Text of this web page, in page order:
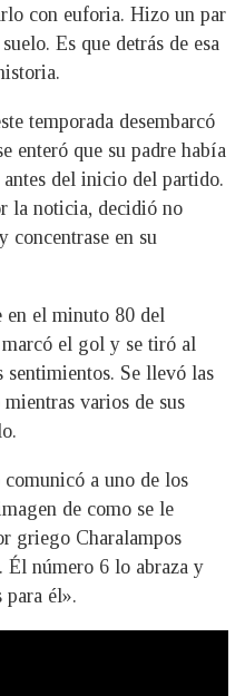
con euforia. Hizo un par
Es que detrás de esa
temporada desembarcó
enteró que su padre había
del inicio del partido.
la noticia, decidió no
concentrase en su
en el minuto 80 del
marcó el gol y se tiró al
sentimientos. Se llevó las
varios de sus
a uno de los
de como se le
griego Charalampos
Él número 6 lo abraza y
para él».